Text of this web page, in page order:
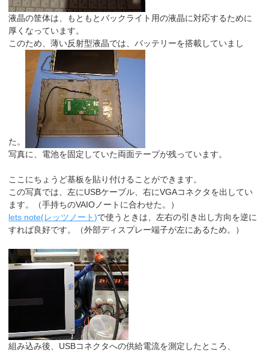
液晶の筐体は、もともとバックライト用の液晶に対応するために
厚くなっています。
このため、薄い反射型液晶では、バッテリーを搭載していまし
た。
写真に、電池を固定していた両面テープが残っています。
ここにちょうど基板を貼り付けることができます。
この写真では、左にUSBケーブル、右にVGAコネクタを出してい
ます。（手持ちのVAIOノートに合わせた。）
lets note(レッツノート)で使うときは、左右の引き出し方向を逆に
すれば良好です。（外部ディスプレー端子が左にあるため。）
組み込み後、USBコネクタへの供給電流を測定したところ、